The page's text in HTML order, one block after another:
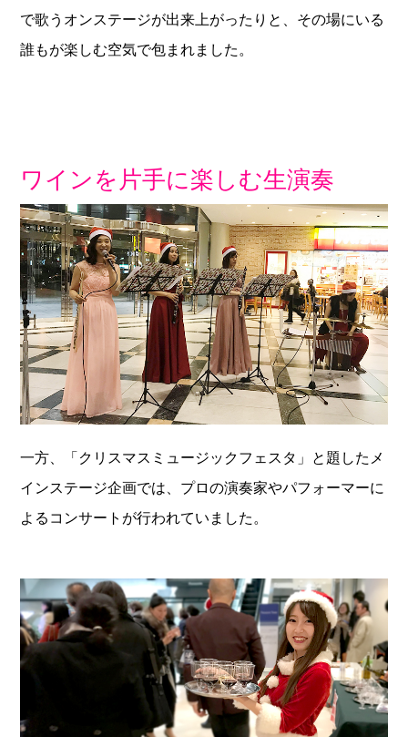
で歌うオンステージが出来上がったりと、その場にいる
誰もが楽しむ空気で包まれました。
ワインを片手に楽しむ生演奏
一方、「クリスマスミュージックフェスタ」と題したメ
インステージ企画では、プロの演奏家やパフォーマーに
よるコンサートが行われていました。